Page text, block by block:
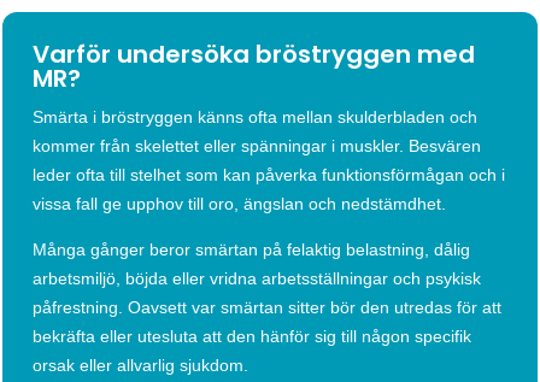
Varför undersöka bröstryggen med
MR?
Smärta i bröstryggen känns ofta mellan skulderbladen och
kommer från skelettet eller spänningar i muskler. Besvären
leder ofta till stelhet som kan påverka funktionsförmågan och i
vissa fall ge upphov till oro, ängslan och nedstämdhet.
Många gånger beror smärtan på felaktig belastning, dålig
arbetsmiljö, böjda eller vridna arbetsställningar och psykisk
påfrestning. Oavsett var smärtan sitter bör den utredas för att
bekräfta eller utesluta att den hänför sig till någon specifik
orsak eller allvarlig sjukdom.